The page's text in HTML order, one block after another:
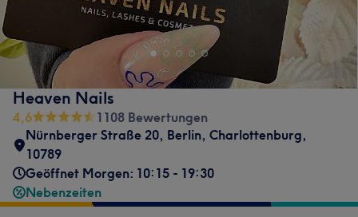
Heaven Nails
4,6
1108 Bewertungen
Nürnberger Straße 20, Berlin, Charlottenburg,
10789
Geöffnet Morgen: 10:15 - 19:30
Nebenzeiten